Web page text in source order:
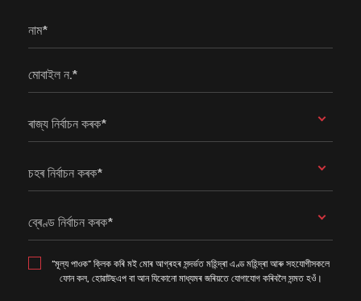
নাম*
মোবাইল ন.*
ৰাজ্য নিৰ্বাচন কৰক*
চহৰ নিৰ্বাচন কৰক*
ব্ৰেণ্ড নিৰ্বাচন কৰক*
“মূল্য পাওক” ক্লিক কৰি মই মোৰ আগ্ৰহৰ সন্দৰ্ভত মহিন্দ্ৰা এণ্ড মহিন্দ্ৰা আৰু সহযোগীসকলে
ফোন কল, হোৱাটছএপ বা আন যিকোনো মাধ্যমৰ জৰিয়তে যোগাযোগ কৰিবলৈ সন্মত হওঁ।